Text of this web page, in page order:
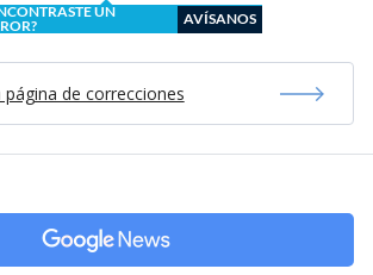
UN
AVÍSANOS
página de correcciones